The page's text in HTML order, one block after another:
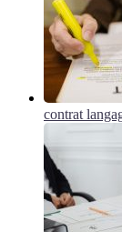
contrat